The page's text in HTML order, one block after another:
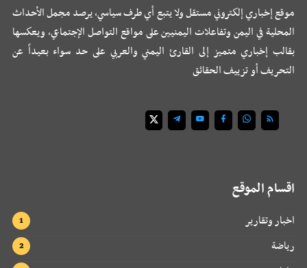
موقع إخباري إلكتروني مستقل ولا يتبع أي طرف سياسي، يرصد مجمل الأحداث
المحلية في اليمن وتفاعلات اليمنيين على مواقع التواصل الإجتماعي، ويعكسها
بقالب إخباري متميز إلى القارئ اليمني والعربي على حد سواء بعيداً عن
التحريف أو تزييف الحقائق
اقسام الموقع
اخبار وتقارير
رياضة